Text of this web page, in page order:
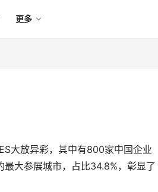
更多
大放异彩，其中有800家中国企业
大参展城市，占比34.8%，彰显了